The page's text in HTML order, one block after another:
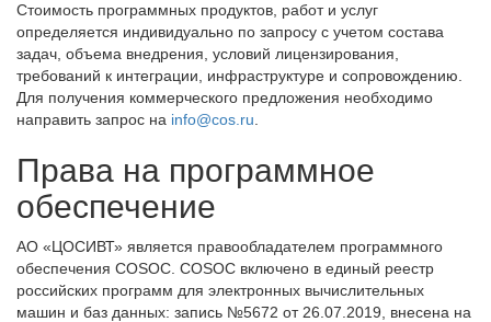
Стоимость программных продуктов, работ и услуг
определяется индивидуально по запросу с учетом состава
задач, объема внедрения, условий лицензирования,
требований к интеграции, инфраструктуре и сопровождению.
Для получения коммерческого предложения необходимо
направить запрос на info@cos.ru
Права на программное
обеспечение
АО «ЦОСИВТ» является правообладателем программного
обеспечения COSOC. COSOC включено в единый реестр
российских программ для электронных вычислительных
машин и баз данных: запись №5672 от 26.07.2019, внесена на